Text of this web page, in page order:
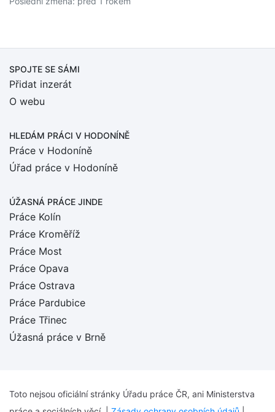
SPOJTE SE SÁMI
Přidat inzerát
O webu
HLEDÁM PRÁCI V HODONÍNĚ
Práce v Hodoníně
Úřad práce v Hodoníně
ÚŽASNÁ PRÁCE JINDE
Práce Kolín
Práce Kroměříž
Práce Most
Práce Opava
Práce Ostrava
Práce Pardubice
Práce Třinec
Úžasná práce v Brně
Toto nejsou oficiální stránky Úřadu práce ČR, ani Ministerstva